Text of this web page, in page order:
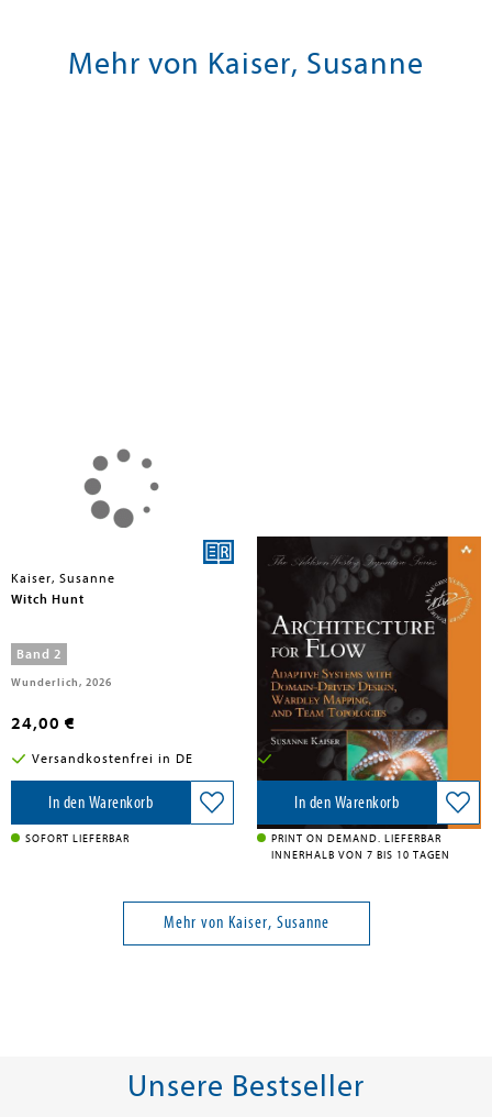
Mehr von Kaiser, Susanne
Kaiser, Susanne
Witch Hunt
Band 2
Wunderlich, 2026
24,00 €
Versandkostenfrei in DE
In den Warenkorb
SOFORT LIEFERBAR
Kaiser, Susanne
Architecture for Flow: Adaptive
Systems with Domain-Driven
Design, Wardley Mapping, and
Team Topologies
Pearson, 2025
41,49 €
Versandkostenfrei in DE
In den Warenkorb
PRINT ON DEMAND. LIEFERBAR
INNERHALB VON 7 BIS 10 TAGEN
Mehr von Kaiser, Susanne
Unsere Bestseller